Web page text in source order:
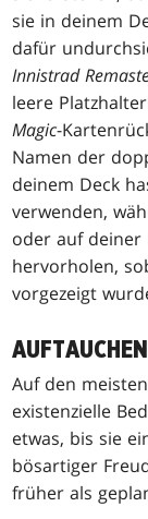
sie in deinem
dafür
Innistrad
leere
Magic-
Namen der
deinem Deck
verwenden,
oder auf deiner
hervorholen,
vorgezeigt
AUFTAUCHEN
Auf den
existenzielle
etwas, bis sie
bösartiger
früher als